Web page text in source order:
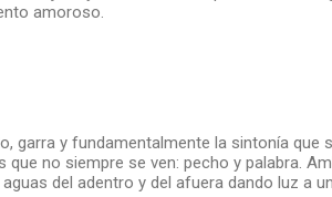
amoroso.
garra y fundamentalmente la sintonía que
no siempre se ven: pecho y palabra.
del adentro y del afuera dando luz a